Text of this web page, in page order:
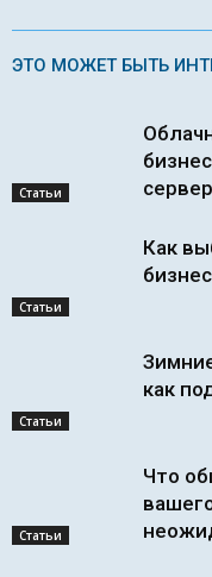
ЭТО МОЖЕТ БЫТЬ
Статьи
Статьи
Как
Статьи
как
Статьи
Что